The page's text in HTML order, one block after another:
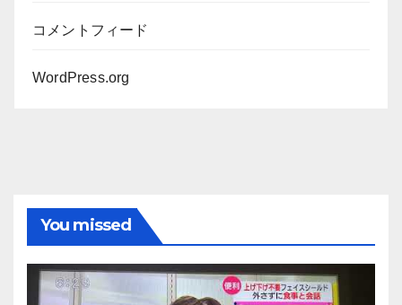
コメントフィード
WordPress.org
You missed